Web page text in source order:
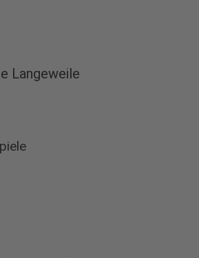
Langeweile